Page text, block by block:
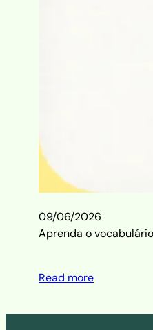
09/06/2026
Aprenda o
Read more